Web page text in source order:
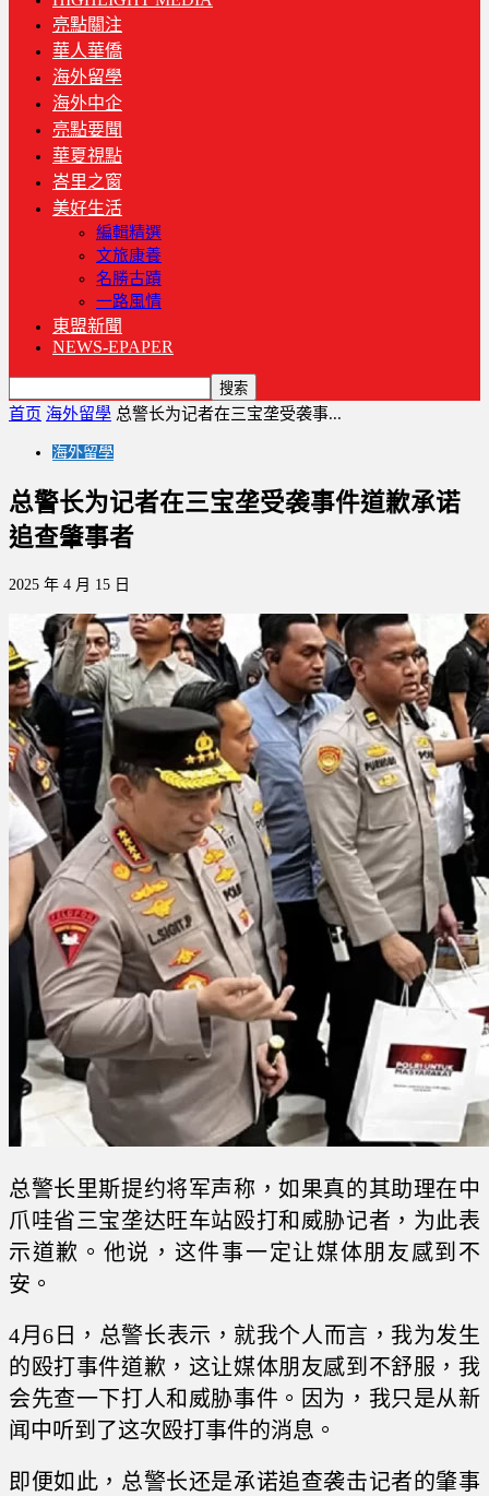
亮點關注
華人華僑
海外留學
海外中企
亮點要聞
華夏視點
峇里之窗
美好生活
編輯精選
文旅康養
名勝古蹟
一路風情
東盟新聞
NEWS-EPAPER
首页 海外留學 总警长为记者在三宝垄受袭事...
海外留學
总警长为记者在三宝垄受袭事件道歉承诺
追查肇事者
2025 年 4 月 15 日
总警长里斯提约将军声称，如果真的其助理在中
爪哇省三宝垄达旺车站殴打和威胁记者，为此表
示道歉。他说，这件事一定让媒体朋友感到不
安。
4月6日，总警长表示，就我个人而言，我为发生
的殴打事件道歉，这让媒体朋友感到不舒服，我
会先查一下打人和威胁事件。因为，我只是从新
闻中听到了这次殴打事件的消息。
即便如此，总警长还是承诺追查袭击记者的肇事